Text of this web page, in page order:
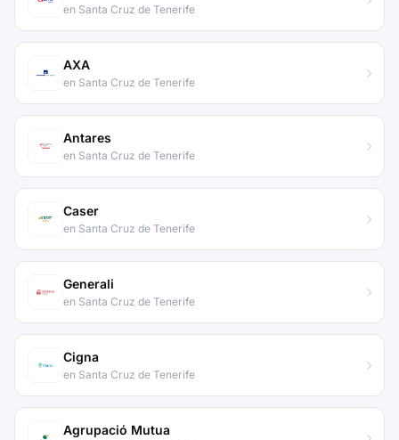
en Santa Cruz de Tenerife
AXA
en Santa Cruz de Tenerife
Antares
en Santa Cruz de Tenerife
Caser
en Santa Cruz de Tenerife
Generali
en Santa Cruz de Tenerife
Cigna
en Santa Cruz de Tenerife
Agrupació Mutua